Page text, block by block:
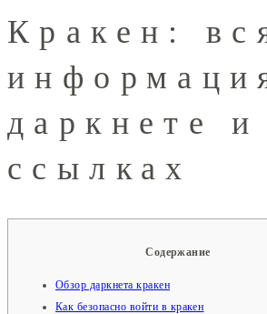
Кракен:
даркнете и
ссылках
Содержание
Обзор даркнета кракен
Как безопасно войти в кракен